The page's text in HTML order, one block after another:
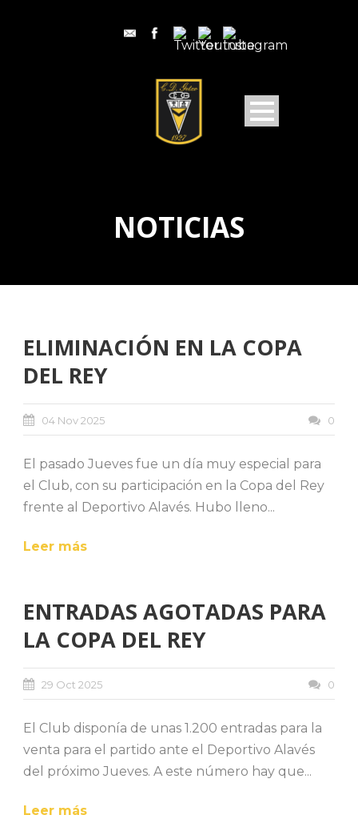
NOTICIAS
ELIMINACIÓN EN LA COPA
DEL REY
04 Nov 2025 0
El pasado Jueves fue un día muy especial para
el Club, con su participación en la Copa del Rey
frente al Deportivo Alavés. Hubo lleno...
Leer más
ENTRADAS AGOTADAS PARA
LA COPA DEL REY
29 Oct 2025 0
El Club disponía de unas 1.200 entradas para la
venta para el partido ante el Deportivo Alavés
del próximo Jueves. A este número hay que...
Leer más